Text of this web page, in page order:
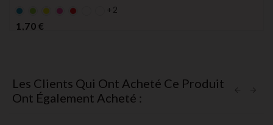
BleuVertJauneroserouge +2
1,70 €
Les Clients Qui Ont Acheté Ce Produit
Ont Également Acheté :